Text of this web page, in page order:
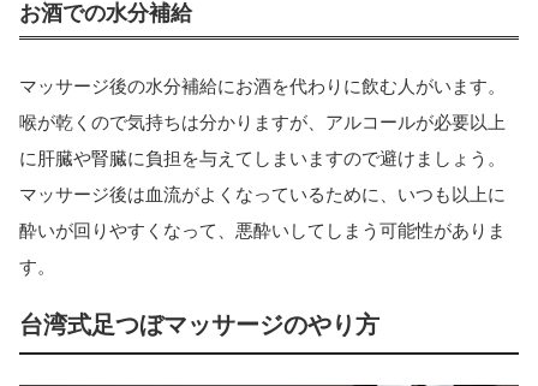
お酒での水分補給
マッサージ後の水分補給にお酒を代わりに飲む人がいます。
喉が乾くので気持ちは分かりますが、アルコールが必要以上
に肝臓や腎臓に負担を与えてしまいますので避けましょう。
マッサージ後は血流がよくなっているために、いつも以上に
酔いが回りやすくなって、悪酔いしてしまう可能性がありま
す。
台湾式足つぼマッサージのやり方